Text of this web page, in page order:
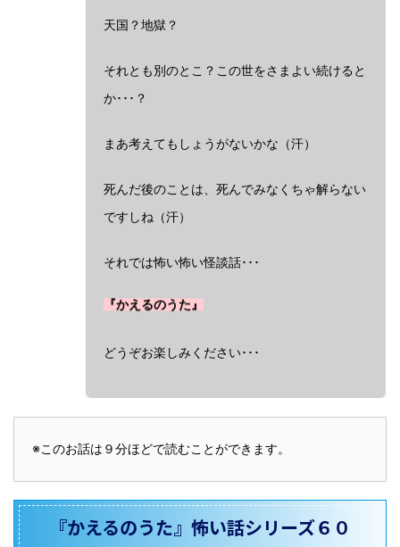
天国？地獄？
それとも別のとこ？この世をさまよい続けると
か･･･？
まあ考えてもしょうがないかな（汗）
死んだ後のことは、死んでみなくちゃ解らない
ですしね（汗）
それでは怖い怖い怪談話･･･
『かえるのうた』
どうぞお楽しみください･･･
※このお話は９分ほどで読むことができます。
『かえるのうた』怖い話シリーズ６０